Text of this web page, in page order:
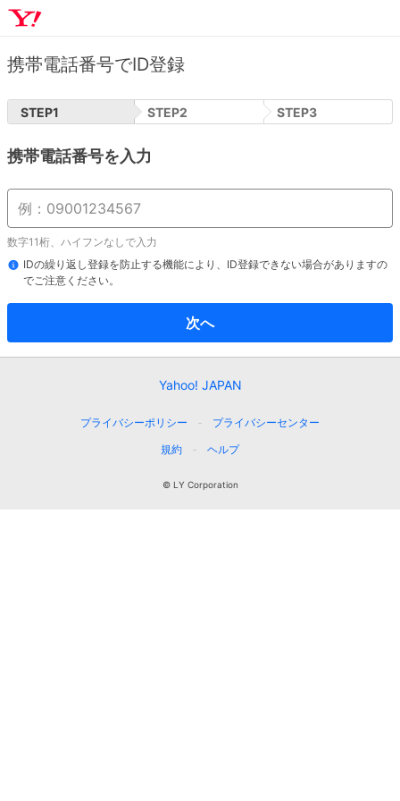
携帯電話番号でID登録
STEP1 STEP2 STEP3
携帯電話番号を入力
数字11桁、ハイフンなしで入力
IDの繰り返し登録を防止する機能により、ID登録できない場合がありますの
でご注意ください。
次へ
Yahoo! JAPAN
プライバシーポリシー
プライバシーセンター
規約
ヘルプ
© LY Corporation